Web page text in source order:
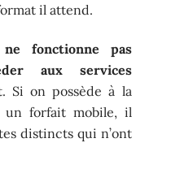
il attend.
fonctionne pas
aux services
Si on possède à la
un forfait mobile, il
distincts qui n’ont